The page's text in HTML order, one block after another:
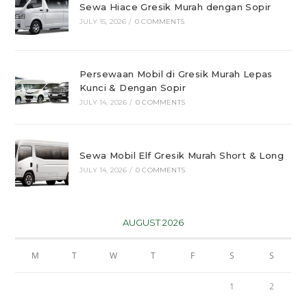
Sewa Hiace Gresik Murah dengan Sopir
JULY 15, 2026 / 0 COMMENTS
Persewaan Mobil di Gresik Murah Lepas
Kunci & Dengan Sopir
JULY 14, 2026 / 0 COMMENTS
Sewa Mobil Elf Gresik Murah Short & Long
JULY 14, 2026 / 0 COMMENTS
AUGUST 2026
M T W T F S S
1 2